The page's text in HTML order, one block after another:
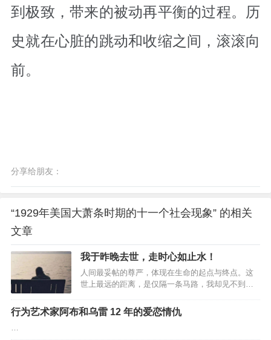
到极致，带来的被动再平衡的过程。历
史就在心脏的跳动和收缩之间，滚滚向
前。
分享给朋友：
“1929年美国大萧条时期的十一个社会现象” 的相关
文章
我于昨晚去世，走时心如止水！
人间最妥帖的尊严，体现在生命的起点与终点。这
世上最远的距离，是仅隔一条马路，我却见不到
照顾；他们和你在一座城市，相距不过一碗饭的距
离；他们在马路这边的小区，你在马路那边的高
行为艺术家阿布和乌雷 12 年的爱恋情仇